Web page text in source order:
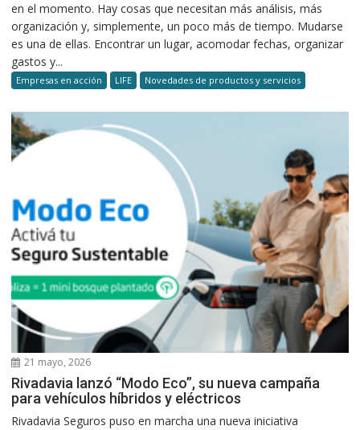
en el momento. Hay cosas que necesitan más análisis, más
organización y, simplemente, un poco más de tiempo. Mudarse
es una de ellas. Encontrar un lugar, acomodar fechas, organizar
gastos y...
Empresas en acción LIFE Novedades de productos y servicios
21 mayo, 2026
Rivadavia lanzó “Modo Eco”, su nueva campaña
para vehículos híbridos y eléctricos
Rivadavia Seguros puso en marcha una nueva iniciativa